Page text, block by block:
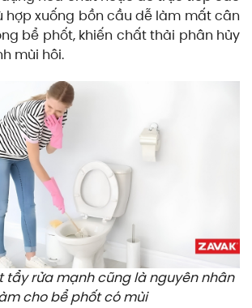
hợp xuống bồn cầu dễ làm mất cân
bể phốt, khiến chất thải phân hủy
mùi hôi.
tẩy rửa mạnh cũng là nguyên nhân
cho bể phốt có mùi